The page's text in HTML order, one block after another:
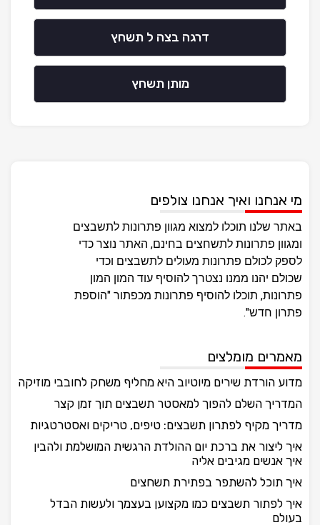
דרגה בצה ל תשחץ
מותן תשחץ
מי אנחנו ואיך אנחנו צולפים
באתר שלנו תוכלו למצוא מגוון פתרונות לתשבצים
ומגוון פתרונות לתשחצים בחינם, האתר נוצר כדי
לספק לכולם פתרונות מעולים לתשבצים וכדי
שכולם יהנו ממנו נצטרך להוסיף עוד המון המון
פתרונות, תוכלו להוסיף פתרונות מכפתור "הוספת
פתרון חדש".
מאמרים מומלצים
מדוע הורדת שירים מיוטיוב היא מחליף משחק לחובבי מוזיקה
המדריך השלם להפוך למאסטר תשבצים תוך זמן קצר
מדריך מקיף לפתרון תשבצים: טיפים, טריקים ואסטרטגיות
איך ליצור את ברכת יום ההולדת הרגשית המושלמת ולהבין
איך אנשים מגיבים אליה
איך תוכל להשתפר בפתירת תשחצים
איך לפתור תשבצים כמו מקצוען בעצמך ולעשות הבדל
בעולם